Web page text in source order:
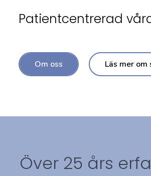
Patientcentrerad
Om oss Läs mer om
Över 25 års